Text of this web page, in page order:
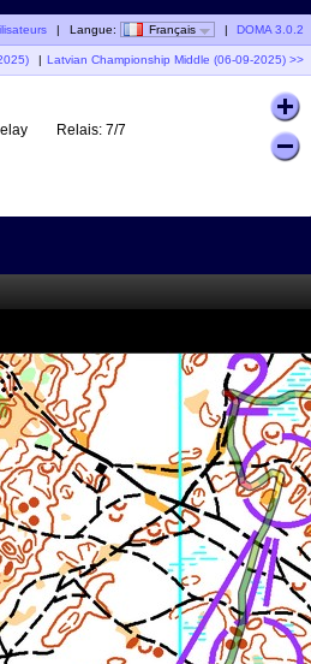
| Langue: Français | DOMA 3.0.2
Latvian Championship Middle (06-09-2025) >>
Relais: 7/7